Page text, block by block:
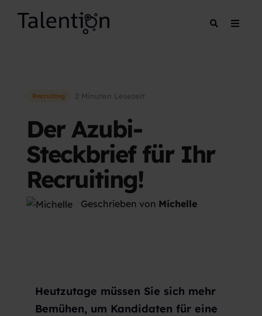
Recruiting 2 Minuten Lesezeit
Der Azubi-
Steckbrief für Ihr
Recruiting!
Geschrieben von Michelle
Heutzutage müssen Sie sich mehr
Bemühen, um Kandidaten für eine